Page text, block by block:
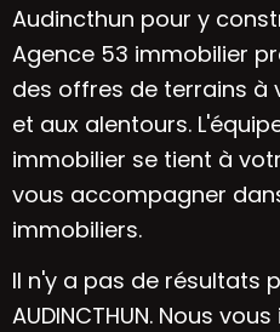
Audincthun pour y
Agence 53 immobilier
des offres de terrains à
et aux alentours.
immobilier se tient à
vous accompagner
immobiliers.
Il n'y a pas de résultats
AUDINCTHUN. Nous